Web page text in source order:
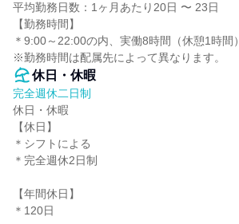
平均勤務日数：1ヶ月あたり20日 〜 23日
【勤務時間】
＊9:00～22:00の内、実働8時間（休憩1時間）
※勤務時間は配属先によって異なります。
休日・休暇
完全週休二日制
休日・休暇
【休日】
＊シフトによる
＊完全週休2日制
【年間休日】
＊120日